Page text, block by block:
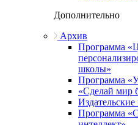
Дополнительно
Архив
Программа
школы»
Программа
«Сделай мир
Программа